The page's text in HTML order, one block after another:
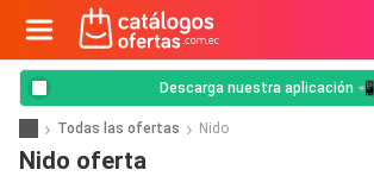
Descarga nuestra aplicación 📲
Todas las ofertas Nido
Nido oferta